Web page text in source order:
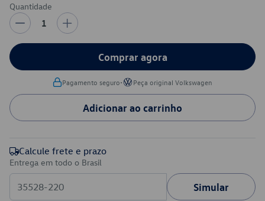
Quantidade
1
Comprar agora
Pagamento seguro• Peça original Volkswagen
Adicionar ao carrinho
Calcule frete e prazo
Entrega em todo o Brasil
Simular